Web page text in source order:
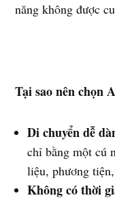
năng không được
Tại sao nên chọn
Di chuyển dễ
chỉ bằng một cú
liệu, phương
Không có thời